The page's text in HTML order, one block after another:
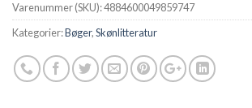
Varenummer (SKU):4884600049859747
Kategorier:Bøger,Skønlitteratur